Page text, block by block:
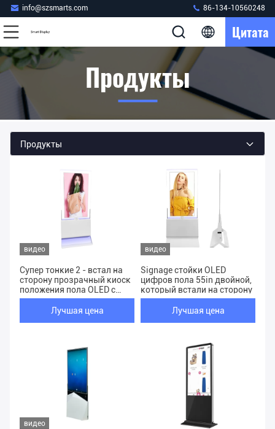
info@szsmarts.com 86-134-10560248
Цитата
Продукты
Продукты
видео
Супер тонкие 2 - встал на
сторону прозрачный киоск
положения пола OLED с
операционной системой
андроида 7,1Лучшая цена
видео
Signage стойки OLED
цифров пола 55in двойной,
который встали на сторону
Лучшая цена
видео